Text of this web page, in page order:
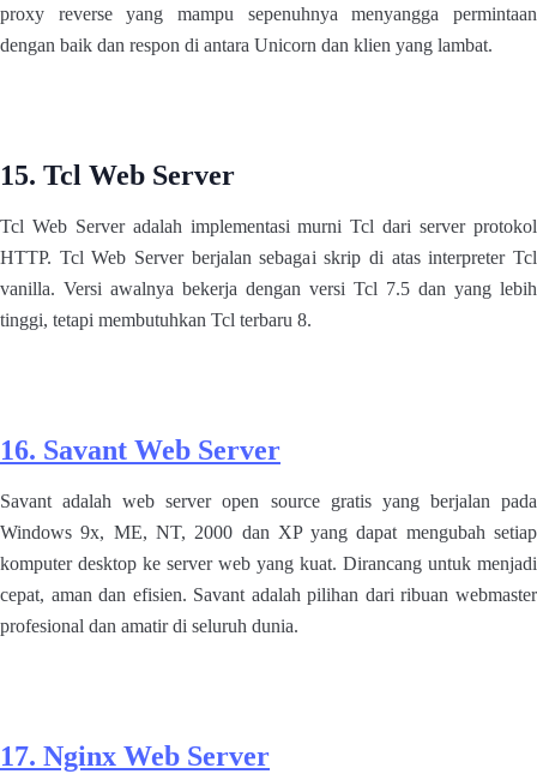
proxy reverse yang mampu sepenuhnya menyangga permintaan
dengan baik dan respon di antara Unicorn dan klien yang lambat.
15. Tcl Web Server
Tcl Web Server adalah implementasi murni Tcl dari server protokol
HTTP. Tcl Web Server berjalan sebagai skrip di atas interpreter Tcl
vanilla. Versi awalnya bekerja dengan versi Tcl 7.5 dan yang lebih
tinggi, tetapi membutuhkan Tcl terbaru 8.
16. Savant Web Server
Savant adalah web server open source gratis yang berjalan pada
Windows 9x, ME, NT, 2000 dan XP yang dapat mengubah setiap
komputer desktop ke server web yang kuat. Dirancang untuk menjadi
cepat, aman dan efisien. Savant adalah pilihan dari ribuan webmaster
profesional dan amatir di seluruh dunia.
17. Nginx Web Server